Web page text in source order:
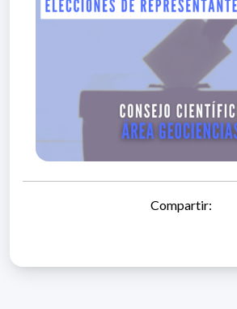
Compartir: